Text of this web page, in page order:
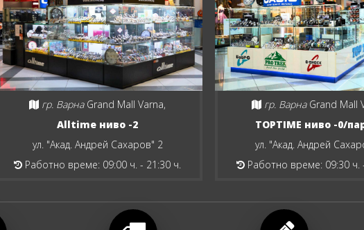
гр. Варна Grand Mall Varna,
Alltime ниво -2
ул. "Акад. Андрей Сахаров" 2
Работно време: 09:00 ч. - 21:30 ч.
гр. Варна Grand Mall
TOPTIME ниво -0/
ул. "Акад. Андрей
Работно време: 09:30 ч.